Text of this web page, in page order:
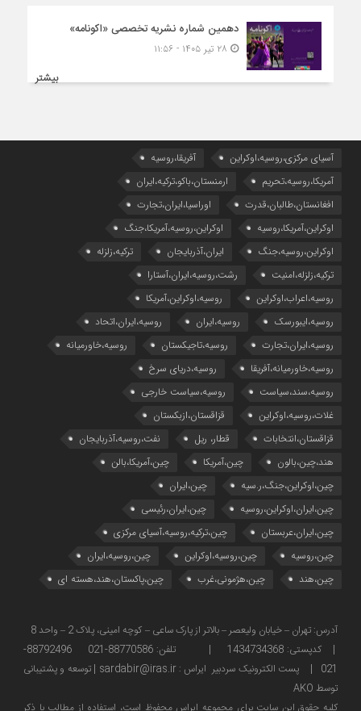
دهمین شماره نشریه تخصصی «اکونامه»
بیشتر
آسیای مرکزی،روسیه،اوکراین
آفریقا،روسیه
آمریکا،روسیه،تحریم
ارمنستان،باکو،ترکیه،ایران
افغانستان،طالبان،قدرت
اوراسیا،ایران،تجارت
اوکراین،آمریکا،روسیه
اوکراین،روسیه،آمریکا،جنگ
اوکراین،روسیه،جنگ
ایران،آذربایجان
ترکیه،زلزله
ترکیه،زلزله،امنیت
رشت،روسیه،ایران،آستارا
روسیه،اعراب،اوکراین
روسیه،اوکراین،آمریکا
روسیه،ایبورسک
روسیه،ایران
روسیه،ایران،اتحاد
روسیه،ایران،تجارت
روسیه،تاجیکستان
روسیه،خاورمیانه
روسیه،خاورمیانه،آفریقا
روسیه،دریای سرخ
روسیه،سند،سیاست
روسیه،سیاست خارجی
غلات،روسیه،اوکراین
قزاقستان،ازبکستان
قزاقستان،انتخابات
قطار، ریل
نفت،روسیه،آذربایجان
هند،چین،بالون
چین،آمریکا
چین،آمریکا،بالن
چین،اوکراین،جنگ،ر.سیه
چین،ایران
چین،ایران،اوکراین،روسیه
چین،ایران،رئیسی
چین،ایران،عربستان
چین،ترکیه،روسیه،آسیای مرکزی
چین،روسیه
چین،روسیه،اوکراین
چین،روسیه،ایران
چین،هند
چین،هژمونی،غرب چین،پاکستان،هند،هسته ای
| کدپستی: 1434734368 | تلفن: 88770586-021 88792496-
021 | پست الکترونیک سردبیر ایراس : sardabir@iras.ir |
توسعه و پشتیبانی
توسط AKO